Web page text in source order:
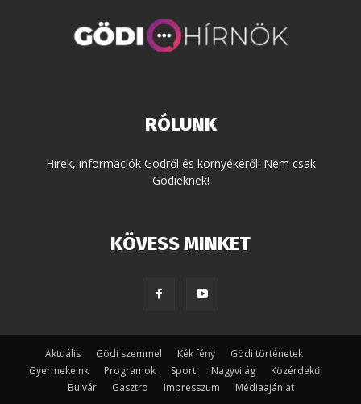
RÓLUNK
Hírek, információk Gödről és környékéről! Nem csak
Gödieknek!
KÖVESS MINKET
Aktuális Gödi szemmel Kék fény
Gödi történetek
Gyermekeink
Programok Sport Nagyvilág
Közérdekű
Bulvár
Gasztro Impresszum Médiaajánlat